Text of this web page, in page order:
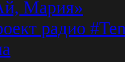
Мария»
радио